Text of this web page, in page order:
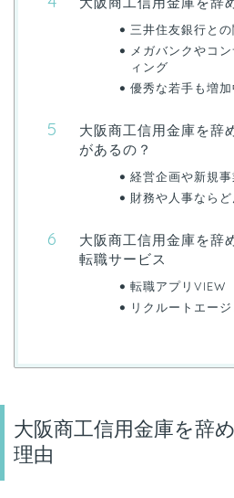
三井住友銀行と
メガバンクやコ
ィング
優秀な若手も増加
大阪商工信用金庫を辞
があるの？
経営企画や新規
財務や人事なら
大阪商工信用金庫を辞
転職サービス
転職アプリVIEW
リクルートエージ
大阪商工信用金庫を辞
理由